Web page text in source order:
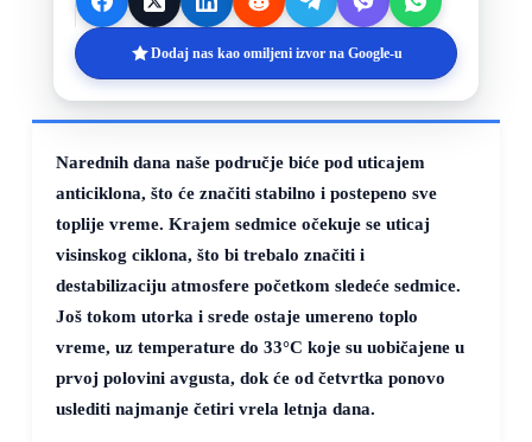
Dodaj nas kao omiljeni izvor na Google-u
Narednih dana naše područje biće pod uticajem
anticiklona, što će značiti stabilno i postepeno sve
toplije vreme. Krajem sedmice očekuje se uticaj
visinskog ciklona, što bi trebalo značiti i
destabilizaciju atmosfere početkom sledeće sedmice.
Još tokom utorka i srede ostaje umereno toplo
vreme, uz temperature do 33°C koje su uobičajene u
prvoj polovini avgusta, dok će od četvrtka ponovo
uslediti najmanje četiri vrela letnja dana.